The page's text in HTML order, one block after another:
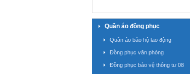
Quần áo đồng phục
Quần áo bảo hộ lao động
Đồng phục văn phòng
Đồng phục bảo vệ thông tư 08